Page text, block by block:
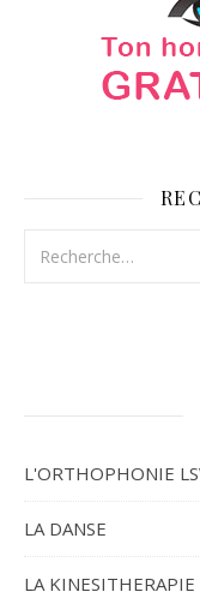
L'ORTHOPHONIE
LA DANSE
LA KINESITHERAPIE